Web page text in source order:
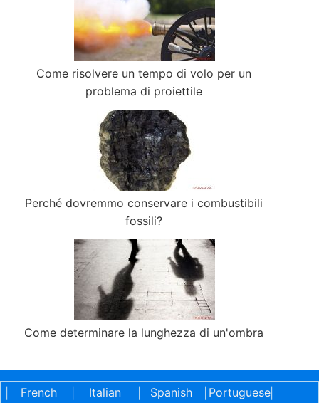
Come risolvere un tempo di volo per un
problema di proiettile
Perché dovremmo conservare i combustibili
fossili?
Come determinare la lunghezza di un'ombra
French Italian Spanish Portuguese|